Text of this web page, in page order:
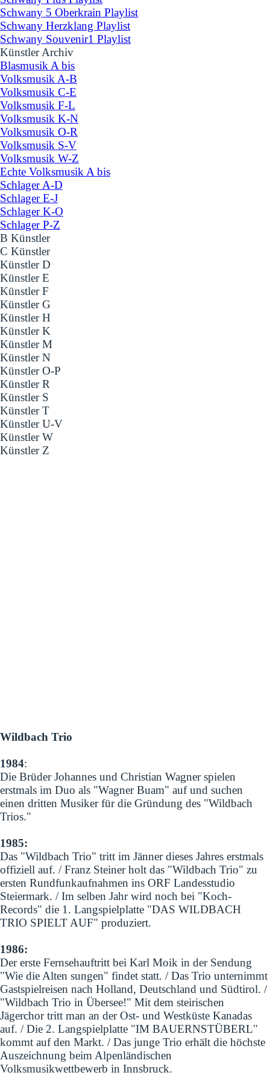
Schwany 5 Oberkrain Playlist
Schwany Herzklang Playlist
Schwany Souvenir1 Playlist
Künstler Archiv
Blasmusik A bis
Volksmusik A-B
Volksmusik C-E
Volksmusik F-L
Volksmusik K-N
Volksmusik O-R
Volksmusik S-V
Volksmusik W-Z
Echte Volksmusik A bis
Schlager A-D
Schlager E-J
Schlager K-O
Schlager P-Z
B Künstler
C Künstler
Künstler D
Künstler E
Künstler F
Künstler G
Künstler H
Künstler K
Künstler M
Künstler N
Künstler O-P
Künstler R
Künstler S
Künstler T
Künstler U-V
Künstler W
Künstler Z
Wildbach Trio
1984:
Die Brüder Johannes und Christian Wagner spielen
erstmals im Duo als "Wagner Buam" auf und suchen
einen dritten Musiker für die Gründung des "Wildbach
Trios."
1985:
Das "Wildbach Trio" tritt im Jänner dieses Jahres erstmals
offiziell auf. / Franz Steiner holt das "Wildbach Trio" zu
ersten Rundfunkaufnahmen ins ORF Landesstudio
Steiermark. / Im selben Jahr wird noch bei "Koch-
Records" die 1. Langspielplatte "DAS WILDBACH
TRIO SPIELT AUF" produziert.
1986:
Der erste Fernsehauftritt bei Karl Moik in der Sendung
"Wie die Alten sungen" findet statt. / Das Trio unternimmt
Gastspielreisen nach Holland, Deutschland und Südtirol. /
"Wildbach Trio in Übersee!" Mit dem steirischen
Jägerchor tritt man an der Ost- und Westküste Kanadas
auf. / Die 2. Langspielplatte "IM BAUERNSTÜBERL"
kommt auf den Markt. / Das junge Trio erhält die höchste
Auszeichnung beim Alpenländischen
Volksmusikwettbewerb in Innsbruck.